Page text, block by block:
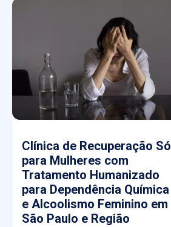
Clínica de Recuperação Só
para Mulheres com
Tratamento Humanizado
para Dependência Química
e Alcoolismo Feminino em
São Paulo e Região